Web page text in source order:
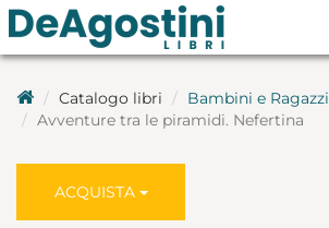
Catalogo libri
Bambini e Ragazzi
Avventure tra le piramidi. Nefertina
ACQUISTA